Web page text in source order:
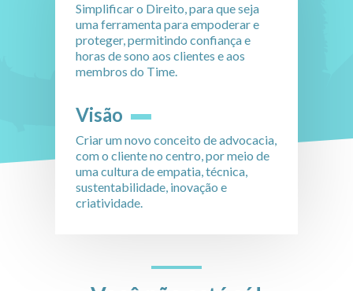
Simplificar o Direito, para que seja
uma ferramenta para empoderar e
proteger, permitindo confiança e
horas de sono aos clientes e aos
membros do Time.
Visão
Criar um novo conceito de advocacia,
com o cliente no centro, por meio de
uma cultura de empatia, técnica,
sustentabilidade, inovação e
criatividade.